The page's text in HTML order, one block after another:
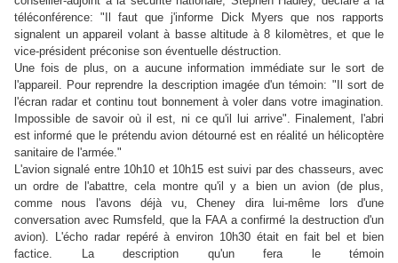
téléconférence: "Il faut que j'informe Dick Myers que nos rapports
signalent un appareil volant à basse altitude à 8 kilomètres, et que le
vice-président préconise son éventuelle déstruction.
Une fois de plus, on a aucune information immédiate sur le sort de
l'appareil. Pour reprendre la description imagée d'un témoin: "Il sort de
l'écran radar et continu tout bonnement à voler dans votre imagination.
Impossible de savoir où il est, ni ce qu'il lui arrive". Finalement, l'abri
est informé que le prétendu avion détourné est en réalité un hélicoptère
sanitaire de l'armée."
L'avion signalé entre 10h10 et 10h15 est suivi par des chasseurs, avec
un ordre de l'abattre, cela montre qu'il y a bien un avion (de plus,
comme nous l'avons déjà vu, Cheney dira lui-même lors d'une
conversation avec Rumsfeld, que la FAA a confirmé la destruction d'un
avion). L'écho radar repéré à environ 10h30 était en fait bel et bien
factice. La description qu'un fera le témoin